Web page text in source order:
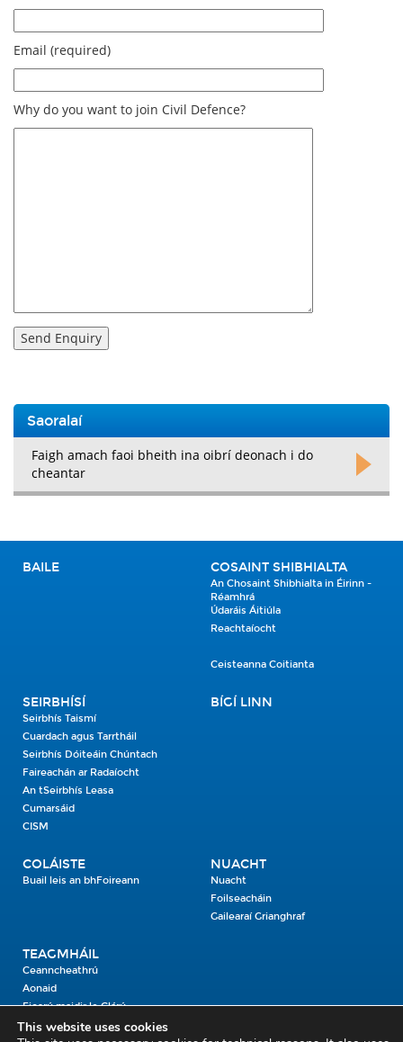
Email (required)
Why do you want to join Civil Defence?
Saoralaí
Faigh amach faoi bheith ina oibrí deonach i do
cheantar
BAILE COSAINT SHIBHIALTA
An Chosaint Shibhialta in Éirinn -
Réamhrá
Údaráis Áitiúla
Reachtaíocht
Ceisteanna Coitianta
SEIRBHÍSÍ
Seirbhís Taismí
Cuardach agus Tarrtháil
Seirbhís Dóiteáin Chúntach
Faireachán ar Radaíocht
An tSeirbhís Leasa
Cumarsáid
CISM
BÍGÍ LINN
COLÁISTE
Buail leis an bhFoireann
NUACHT
Nuacht
Foilseacháin
Gailearaí Grianghraf
TEAGMHÁIL
Ceanncheathrú
Aonaid
Fiosrú maidir le Clárú
This website uses cookies